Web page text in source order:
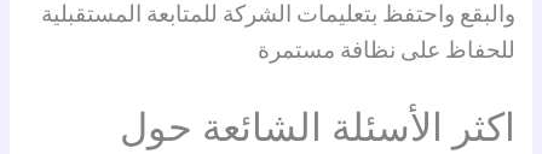
والبقع واحتفظ بتعليمات الشركة للمتابعة المستقبلية
للحفاظ على نظافة مستمرة
اكثر الأسئلة الشائعة حول